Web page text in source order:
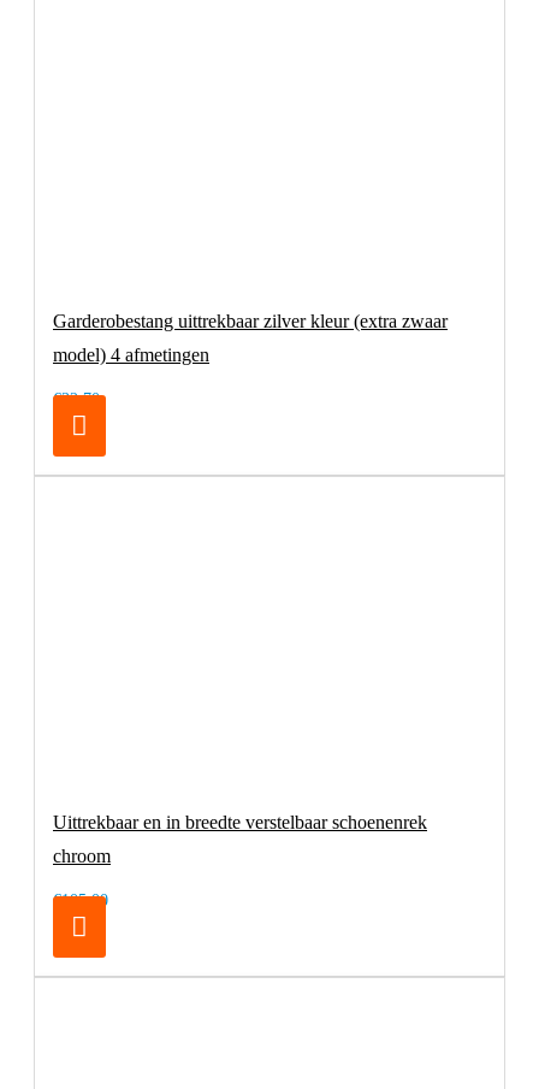
Garderobestang uittrekbaar zilver kleur (extra zwaar
model) 4 afmetingen
€32,70
Uittrekbaar en in breedte verstelbaar schoenenrek
chroom
€105,00